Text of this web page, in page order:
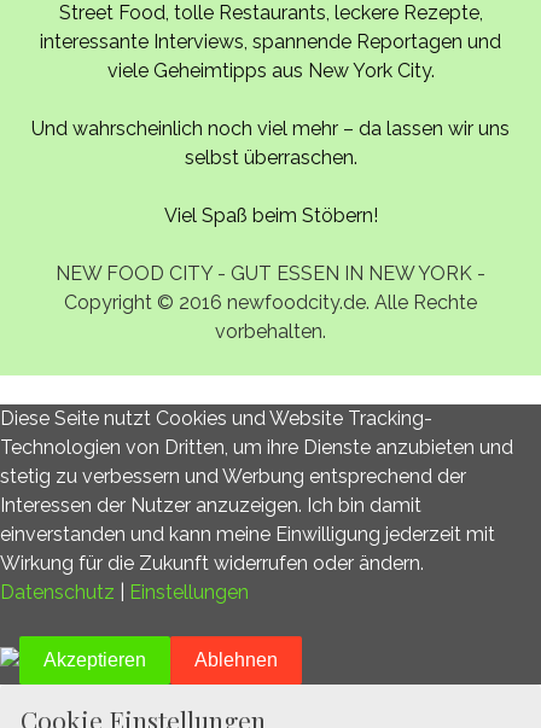
Street Food, tolle Restaurants, leckere Rezepte,
interessante Interviews, spannende Reportagen und
viele Geheimtipps aus New York City.
Und wahrscheinlich noch viel mehr – da lassen wir uns
selbst überraschen.
Viel Spaß beim Stöbern!
NEW FOOD CITY - GUT ESSEN IN NEW YORK -
Copyright © 2016 newfoodcity.de. Alle Rechte
vorbehalten.
Diese Seite nutzt Cookies und Website Tracking-
Technologien von Dritten, um ihre Dienste anzubieten und
stetig zu verbessern und Werbung entsprechend der
Interessen der Nutzer anzuzeigen. Ich bin damit
einverstanden und kann meine Einwilligung jederzeit mit
Wirkung für die Zukunft widerrufen oder ändern.
Datenschutz
Einstellungen
Akzeptieren Ablehnen
Cookie Einstellungen